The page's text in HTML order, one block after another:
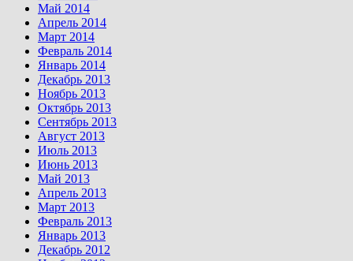
Май 2014
Апрель 2014
Март 2014
Февраль 2014
Январь 2014
Декабрь 2013
Ноябрь 2013
Октябрь 2013
Сентябрь 2013
Август 2013
Июль 2013
Июнь 2013
Май 2013
Апрель 2013
Март 2013
Февраль 2013
Январь 2013
Декабрь 2012